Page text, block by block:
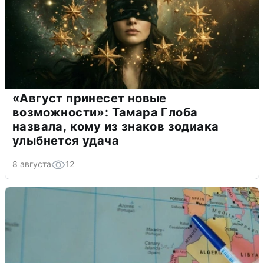
«Август принесет новые
возможности»: Тамара Глоба
назвала, кому из знаков зодиака
улыбнется удача
8 августа 12